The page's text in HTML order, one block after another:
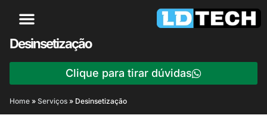
Desinsetização
Clique para tirar dúvidas
Home » Serviços » Desinsetização